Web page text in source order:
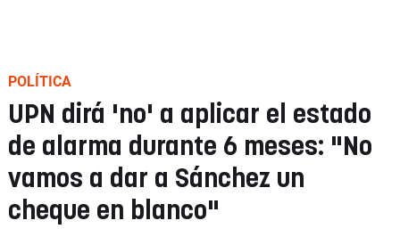
POLÍTICA
UPN dirá 'no' a aplicar el estado
de alarma durante 6 meses: "No
vamos a dar a Sánchez un
cheque en blanco"